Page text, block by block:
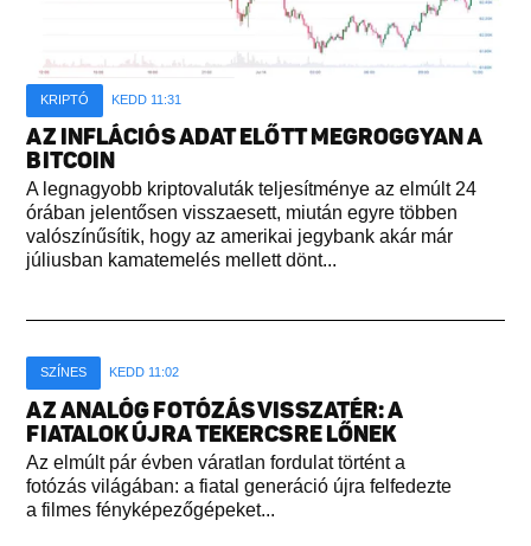
KRIPTÓ KEDD 11:31
AZ INFLÁCIÓS ADAT ELŐTT MEGROGGYAN A
BITCOIN
A legnagyobb kriptovaluták teljesítménye az elmúlt 24
órában jelentősen visszaesett, miután egyre többen
valószínűsítik, hogy az amerikai jegybank akár már
júliusban kamatemelés mellett dönt...
SZÍNES KEDD 11:02
AZ ANALÓG FOTÓZÁS VISSZATÉR: A
FIATALOK ÚJRA TEKERCSRE LŐNEK
Az elmúlt pár évben váratlan fordulat történt a
fotózás világában: a fiatal generáció újra felfedezte
a filmes fényképezőgépeket...